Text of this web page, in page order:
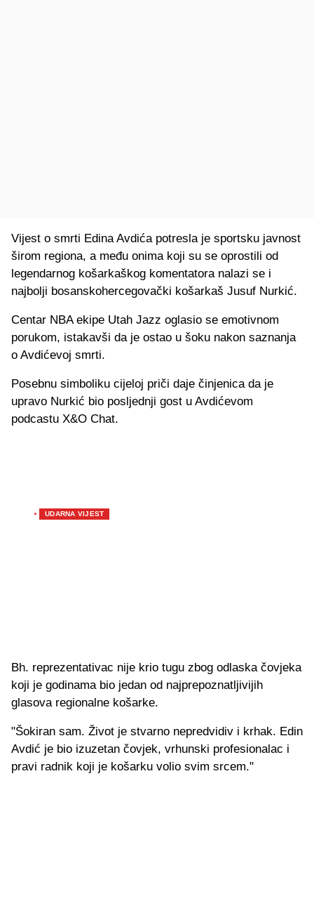
Vijest o smrti Edina Avdića potresla je sportsku javnost
širom regiona, a među onima koji su se oprostili od
legendarnog košarkaškog komentatora nalazi se i
najbolji bosanskohercegovački košarkaš Jusuf Nurkić.
Centar NBA ekipe Utah Jazz oglasio se emotivnom
porukom, istakavši da je ostao u šoku nakon saznanja
o Avdićevoj smrti.
Posebnu simboliku cijeloj priči daje činjenica da je
upravo Nurkić bio posljednji gost u Avdićevom
podcastu X&O Chat.
· UDARNA VIJEST
Bh. reprezentativac nije krio tugu zbog odlaska čovjeka
koji je godinama bio jedan od najprepoznatljivijih
glasova regionalne košarke.
"Šokiran sam. Život je stvarno nepredvidiv i krhak. Edin
Avdić je bio izuzetan čovjek, vrhunski profesionalac i
pravi radnik koji je košarku volio svim srcem."